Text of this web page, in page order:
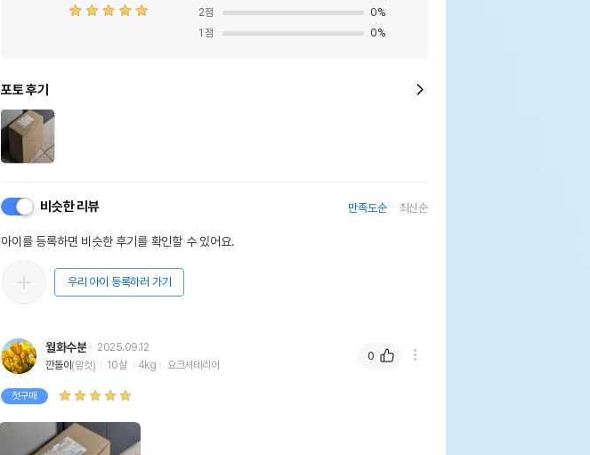
2점 0%
1 점 0%
포토 후기
비슷한 리뷰 만족도순 최신순
아이를 등록하면 비슷한 후기를 확인할 수 있어요.
우리 아이 등록하러 가기
월화수분
2025.09.12
깐돌이(암컷) 10살 4kg 요크셔테리어
첫구매
0